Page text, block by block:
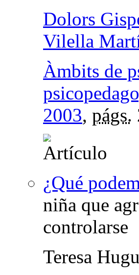
Dolors
Vilella
Àmbits de
2003, págs.
¿Qué
niña que
controlarse
Teresa